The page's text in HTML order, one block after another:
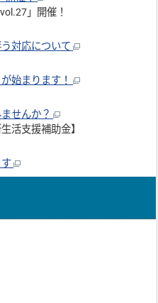
」開催！
対応について
始まります！
ませんか？
活支援補助金】
す